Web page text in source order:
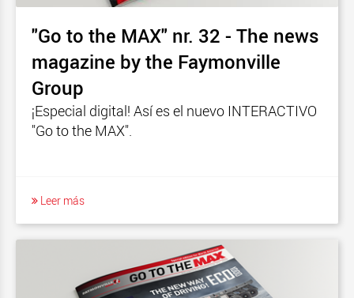
"Go to the MAX" nr. 32 - The news
magazine by the Faymonville
Group
¡Especial digital! Así es el nuevo INTERACTIVO
"Go to the MAX".
Leer más